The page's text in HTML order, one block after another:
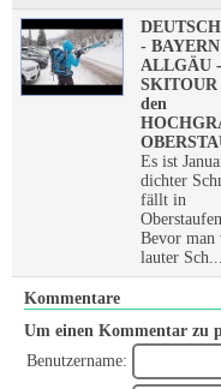
-
ALLGÄU -
SKITOUR
den
Es ist
dichter
fällt in
Bevor man
lauter Sch...
Kommentare
Um einen Kommentar zu
Benutzername: